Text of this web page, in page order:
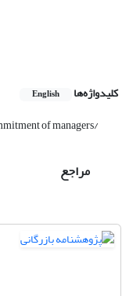
کلیدواژه‌ها English
of managers/
مراجع